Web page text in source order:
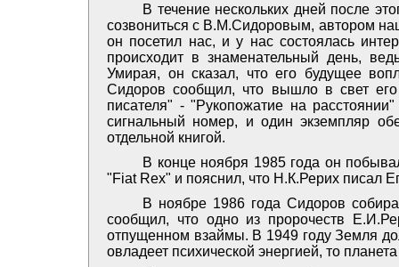
В течение нескольких дней после
созвониться с В.М.Сидоровым, автором
он посетил нас, и у нас состоялась
происходит в знаменательный день,
Умирая, он сказал, что его будущее
Сидоров сообщил, что вышло в свет
писателя" - "Рукопожатие на
сигнальный номер, и один экземпляр
отдельной книгой.
В конце ноября 1985 года он
"Fiat Rех" и пояснил, что Н.К.Рерих писал
В ноябре 1986 года Сидоров
сообщил, что одно из пророчеств
отпущенном взаймы. В 1949 году Земля
овладеет психической энергией, то